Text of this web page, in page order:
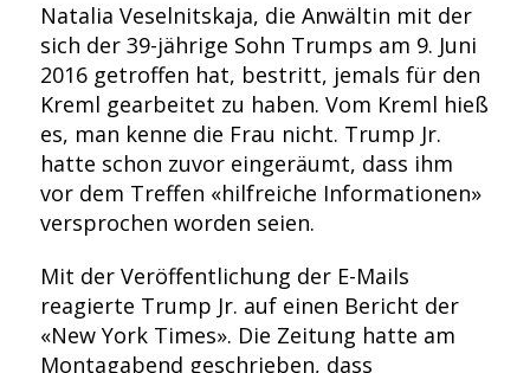
Natalia Veselnitskaja, die Anwältin mit der
sich der 39-jährige Sohn Trumps am 9. Juni
2016 getroffen hat, bestritt, jemals für den
Kreml gearbeitet zu haben. Vom Kreml hieß
es, man kenne die Frau nicht. Trump Jr.
hatte schon zuvor eingeräumt, dass ihm
vor dem Treffen «hilfreiche Informationen»
versprochen worden seien.
Mit der Veröffentlichung der E-Mails
reagierte Trump Jr. auf einen Bericht der
«New York Times». Die Zeitung hatte am
Montagabend geschrieben, dass